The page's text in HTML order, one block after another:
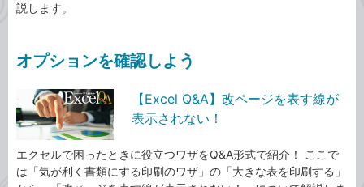
説します。
オプションを確認しよう
【Excel Q&A】改ページを表す線が
表示されない！
エクセルで困ったときに役立つワザをQ&A形式で紹介！ ここで
は「気が利く書類にする印刷のワザ」の「大きな表を印刷する」